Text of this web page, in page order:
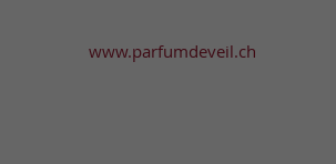
www.parfumdeveil.ch